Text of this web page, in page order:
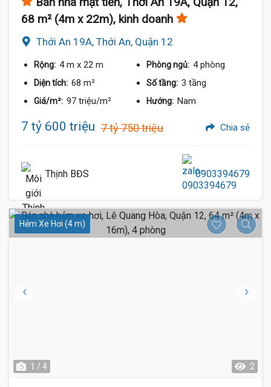
68 m² (4m x 22m), kinh doanh
Thới An 19A, Thới An, Quận 12
Rộng: 4 m x 22 m Phòng ngủ: 4 phòng
Diện tích: 68 m² Số tầng: 3 tầng
Giá/m²: 97 triệu/m² Hướng: Nam
7 tỷ 600 triệu 7 tỷ 750 triệu Chia sẻ
Thịnh BĐS 0903394679
Hẻm Xe Hơi (4 m)
1 / 4 2